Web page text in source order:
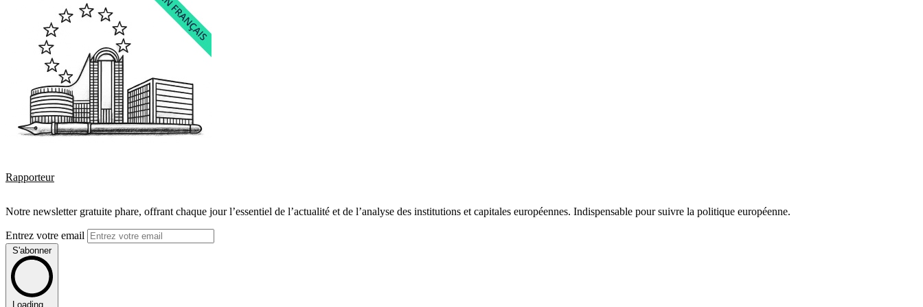
Rapporteur
Notre newsletter gratuite phare, offrant chaque jour l’essentiel de l’actualité et de l’analyse des institutions et capitales européennes. Indispensable pour suivre la politique européenne.
Entrez votre email
S'abonner
Loading...